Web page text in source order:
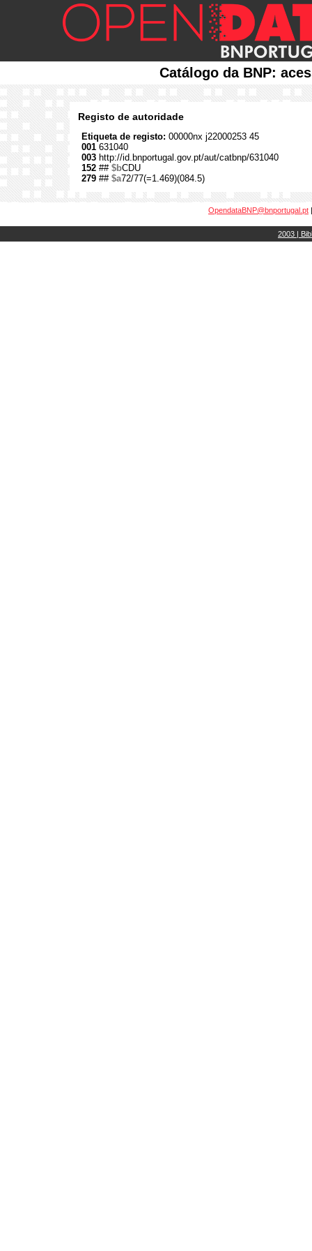
Catálogo da BNP:
Registo de autoridade
Etiqueta de registo: 00000nx j22000253 45
001 631040
003 http://id.bnportugal.gov.pt/aut/catbnp/631040
152 ## $bCDU
279 ## $a72/77(=1.469)(084.5)
OpendataBNP@bnportugal.pt
2003 |